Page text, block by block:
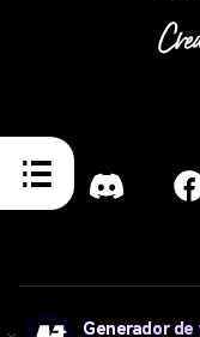
Generador de